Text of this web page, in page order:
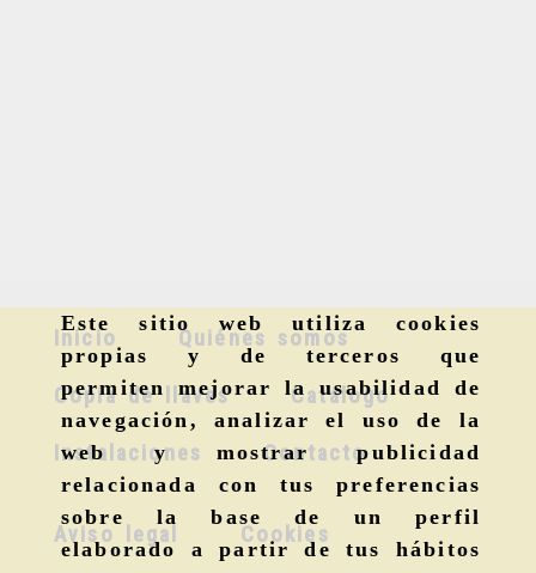
Este sitio web utiliza cookies
propias y de terceros que
permiten mejorar la usabilidad de
navegación, analizar el uso de la
web y mostrar publicidad
relacionada con tus preferencias
sobre la base de un perfil
elaborado a partir de tus hábitos
Inicio Quiénes somos
Copia de llaves Catálogo
Instalaciones Contacto
Aviso legal Cookies